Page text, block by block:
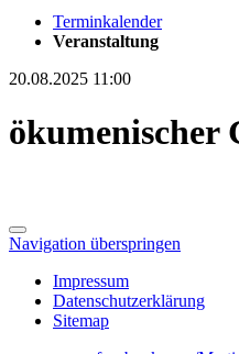
Terminkalender
Veranstaltung
20.08.2025 11:00
ökumenischer
Navigation überspringen
Impressum
Datenschutzerklärung
Sitemap